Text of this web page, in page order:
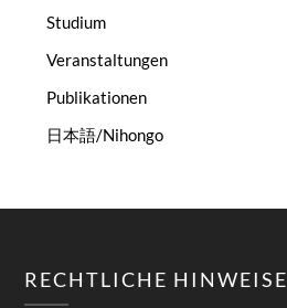
Studium
Veranstaltungen
Publikationen
日本語/Nihongo
RECHTLICHE HINWEISE